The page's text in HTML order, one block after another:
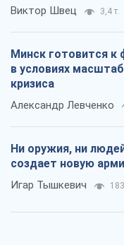
Виктор Швец 3,4 т.
Минск готовится к
в условиях
кризиса
Александр Левченко
Ни оружия, ни
создает новую
Игар Тышкевич 183